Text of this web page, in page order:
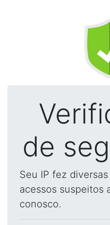
de
Seu IP fez
acessos suspeitos
conosco.